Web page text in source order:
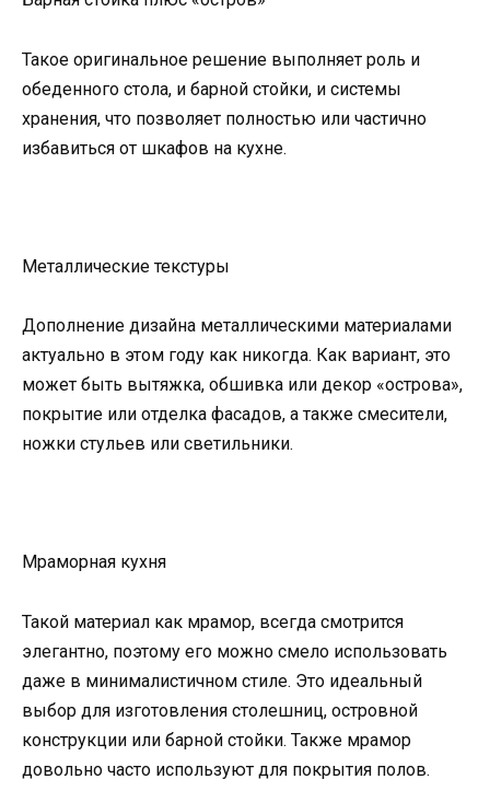
Такое оригинальное решение выполняет роль и
обеденного стола, и барной стойки, и системы
хранения, что позволяет полностью или частично
избавиться от шкафов на кухне.
Металлические текстуры
Дополнение дизайна металлическими материалами
актуально в этом году как никогда. Как вариант, это
может быть вытяжка, обшивка или декор «острова»,
покрытие или отделка фасадов, а также смесители,
ножки стульев или светильники.
Мраморная кухня
Такой материал как мрамор, всегда смотрится
элегантно, поэтому его можно смело использовать
даже в минималистичном стиле. Это идеальный
выбор для изготовления столешниц, островной
конструкции или барной стойки. Также мрамор
довольно часто используют для покрытия полов.